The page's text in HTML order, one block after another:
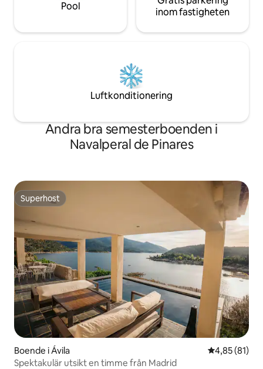
Pool
inom fastigheten
Luftkonditionering
Andra bra semesterboenden i
Navalperal de Pinares
Superhost
Superhost
Boende i Ávila‎ 4,85 av 5 i
4,85 (81)
Spektakulär utsikt en timme från Madrid